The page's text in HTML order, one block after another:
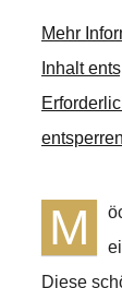
Mehr
Inhalt
entsperren
M
Diese